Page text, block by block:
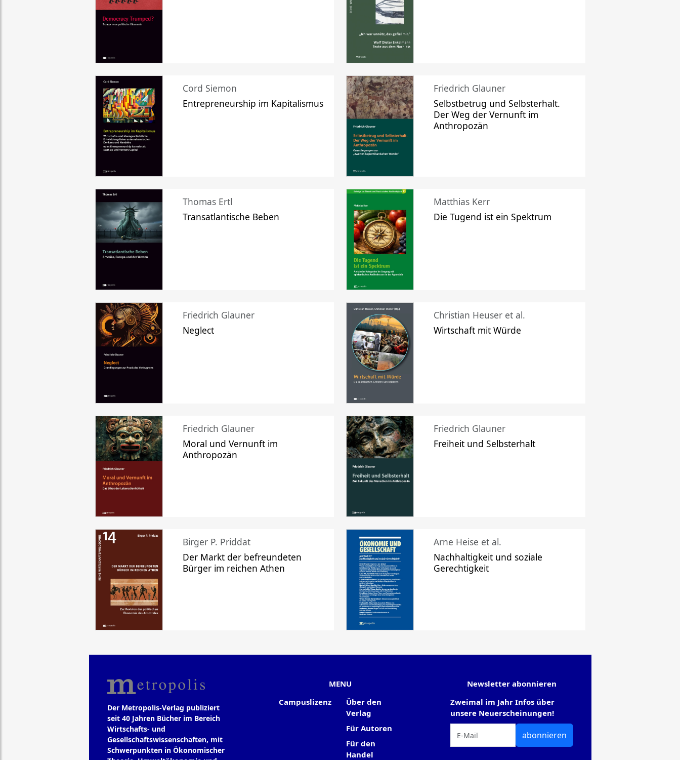
Cord Siemon
Entrepreneurship im Kapitalismus
Friedrich Glauner
Selbstbetrug und Selbsterhalt.
Der Weg der Vernunft im
Anthropozän
Thomas Ertl
Transatlantische Beben
Matthias Kerr
Die Tugend ist ein Spektrum
Friedrich Glauner
Neglect
Christian Heuser et al.
Wirtschaft mit Würde
Friedrich Glauner
Moral und Vernunft im
Anthropozän
Friedrich Glauner
Freiheit und Selbsterhalt
Birger P. Priddat
Der Markt der befreundeten
Bürger im reichen Athen
Arne Heise et al.
Nachhaltigkeit und soziale
Gerechtigkeit
Der Metropolis-Verlag publiziert
seit 40 Jahren Bücher im Bereich
Wirtschafts- und
Gesellschaftswissenschaften, mit
Schwerpunkten in Ökonomischer
MENU
Campuslizenz
Über den
Verlag
Für Autoren
Für den
Handel
Newsletter abonnieren
Zweimal im Jahr Infos über
unsere Neuerscheinungen!
abonnieren